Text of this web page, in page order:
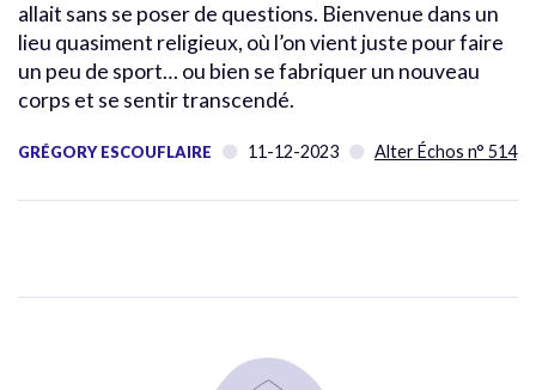
allait sans se poser de questions. Bienvenue dans un
lieu quasiment religieux, où l’on vient juste pour faire
un peu de sport… ou bien se fabriquer un nouveau
corps et se sentir transcendé.
GRÉGORY ESCOUFLAIRE 11-12-2023 Alter Échos n° 514